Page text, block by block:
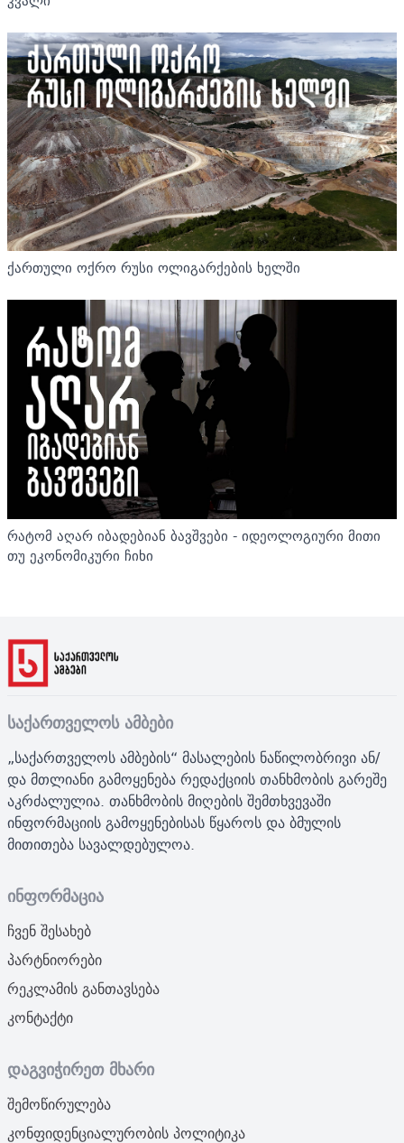
ქართული ოქრო რუსი ოლიგარქების ხელში
რატომ აღარ იბადებიან ბავშვები - იდეოლოგიური მითი
თუ ეკონომიკური ჩიხი
საქართველოს ამბები
„საქართველოს ამბების“ მასალების ნაწილობრივი ან/
და მთლიანი გამოყენება რედაქციის თანხმობის გარეშე
აკრძალულია. თანხმობის მიღების შემთხვევაში
ინფორმაციის გამოყენებისას წყაროს და ბმულის
მითითება სავალდებულოა.
ინფორმაცია
ჩვენ შესახებ
პარტნიორები
რეკლამის განთავსება
კონტაქტი
დაგვიჭირეთ მხარი
შემოწირულება
კონფიდენციალურობის პოლიტიკა